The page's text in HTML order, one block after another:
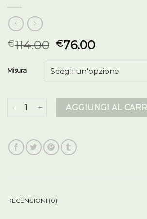
€114.00 €76.00
Misura
piumino uomo 100 grammi quantità
AGGIUNGI AL
RECENSIONI (0)